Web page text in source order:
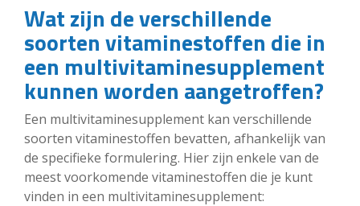
Wat zijn de verschillende
soorten vitaminestoffen die in
een multivitaminesupplement
kunnen worden aangetroffen?
Een multivitaminesupplement kan verschillende
soorten vitaminestoffen bevatten, afhankelijk van
de specifieke formulering. Hier zijn enkele van de
meest voorkomende vitaminestoffen die je kunt
vinden in een multivitaminesupplement: